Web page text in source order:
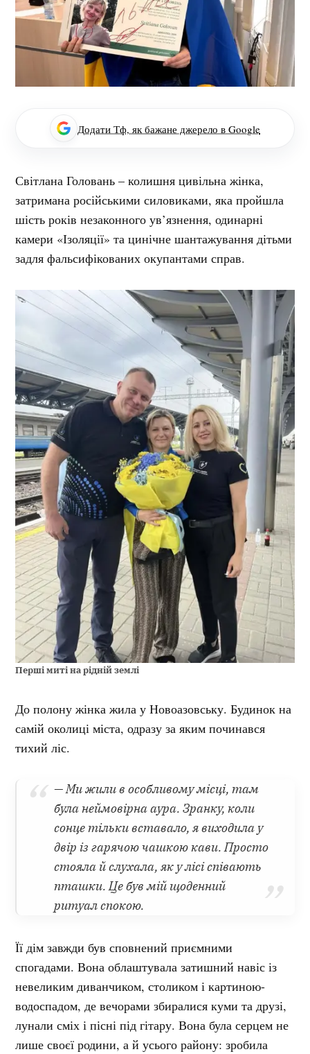
Додати Тф, як бажане джерело в Google
Світлана Головань – колишня цивільна жінка,
затримана російськими силовиками, яка пройшла
шість років незаконного ув’язнення, одинарні
камери «Ізоляції» та цинічне шантажування дітьми
задля фальсифікованих окупантами справ.
Перші миті на рідній землі
До полону жінка жила у Новоазовську. Будинок на
самій околиці міста, одразу за яким починався
тихий ліс.
— Ми жили в особливому місці, там
була неймовірна аура. Зранку, коли
сонце тільки вставало, я виходила у
двір із гарячою чашкою кави. Просто
стояла й слухала, як у лісі співають
пташки. Це був мій щоденний
ритуал спокою.
Її дім завжди був сповнений приємними
спогадами. Вона облаштувала затишний навіс із
невеликим диванчиком, столиком і картиною-
водоспадом, де вечорами збиралися куми та друзі,
лунали сміх і пісні під гітару. Вона була серцем не
лише своєї родини, а й усього району: зробила